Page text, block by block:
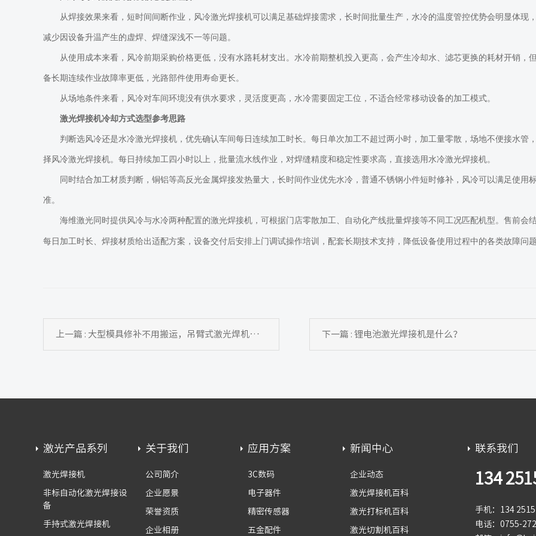
从焊接效果来看，短时间间断作业，风冷激光焊接机可以满足基础焊接需求，长时间批量生产，水冷的温度管控优势会明显体现
减少因设备升温产生的虚焊、焊缝深浅不一等问题。
从使用成本来看，风冷前期采购价格更低，没有水路耗材支出。水冷前期整机投入更高，会产生冷却水、滤芯更换的耗材开销，
备长期连续作业故障率更低，光路部件使用寿命更长。
从场地条件来看，风冷对车间环境没有供水要求，灵活度更高，水冷需要固定工位，不适合经常移动设备的加工模式。
激光焊接机冷却方式选型参考思路
判断选风冷还是水冷激光焊接机，优先确认车间每日连续加工时长。每日单次加工不超过两小时，加工量零散，场地不便接水管
择风冷激光焊接机。每日持续加工四小时以上，批量流水线作业，对焊缝精度和稳定性要求高，直接选用水冷激光焊接机。
同时结合加工材质判断，铜铝等高反光金属焊接发热量大，长时间作业优先水冷，普通不锈钢小件短时修补，风冷可以满足使用
准。
海维激光同时提供风冷与水冷两种配置的激光焊接机，可根据门店零散加工、自动化产线批量焊接等不同工况匹配机型。售前会
每日加工时长、焊接材质给出适配方案，设备交付后安排上门调试操作培训，配套长期技术支持，降低设备使用过程中的各类故障问题
上一篇 : 大型模具修补不用搬运，吊臂式激光焊机优化模具激光加工 下一篇 : 锂电池激光焊接机是什么？
激光产品系列
激光焊接机
非标自动化激光焊接设
备
手持式激光焊接机
关于我们
公司简介
企业愿景
荣誉资质
企业相册
应用方案
3C数码
电子器件
精密传感器
五金配件
新闻中心
企业动态
激光焊接机百科
激光打标机百科
激光切割机百科
联系我们
134
手机：134 2515
电话：0755-